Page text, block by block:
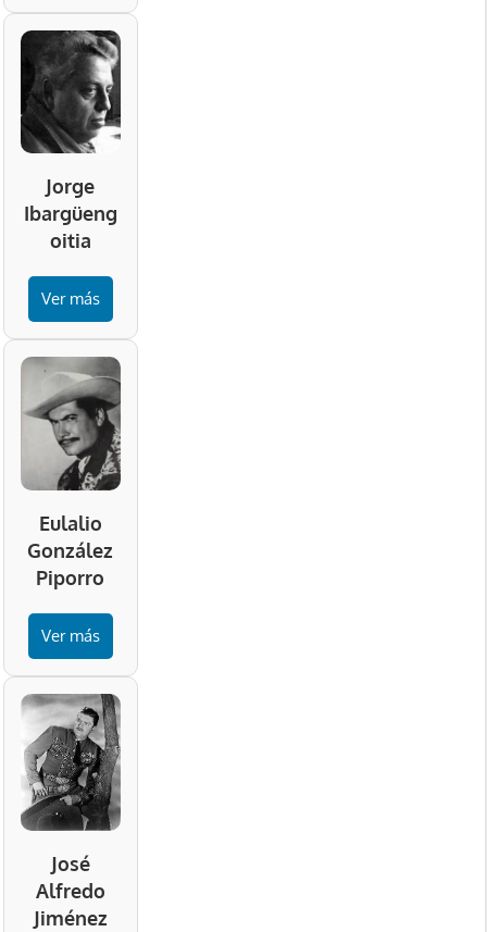
Jorge
Ibargüeng
oitia
Ver más
Eulalio
González
Piporro
Ver más
José
Alfredo
Jiménez